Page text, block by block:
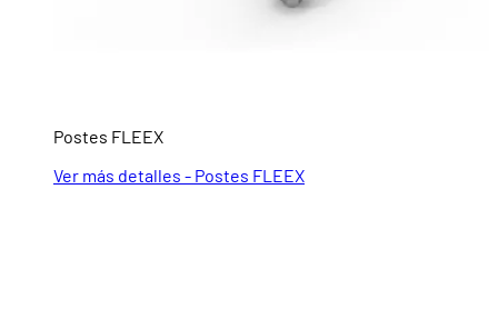
Postes FLEEX
Ver más detalles - Postes FLEEX